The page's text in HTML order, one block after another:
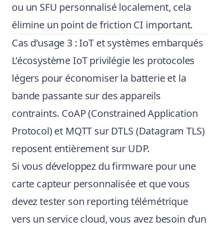
ou un SFU personnalisé localement, cela
élimine un point de friction CI important.
Cas d’usage 3 : IoT et systèmes embarqués
L’écosystème IoT privilégie les protocoles
légers pour économiser la batterie et la
bande passante sur des appareils
contraints. CoAP (Constrained Application
Protocol) et MQTT sur DTLS (Datagram TLS)
reposent entièrement sur UDP.
Si vous développez du firmware pour une
carte capteur personnalisée et que vous
devez tester son reporting télémétrique
vers un service cloud, vous avez besoin d’un